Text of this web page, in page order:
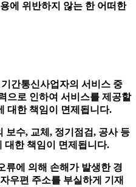
에 위반하지 않는 한 어떠한
간통신사업자의 서비스 중
으로 인하여 서비스를 제공할
대한 책임이 면제됩니다.
수, 교체, 정기점검, 공사 등
대한 책임이 면제됩니다.
에 의해 손해가 발생한 경
우편 주소를 부실하게 기재